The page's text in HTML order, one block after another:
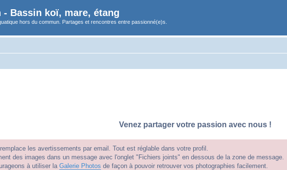
- Bassin koï, mare, étang
hors du commun. Partages et rencontres entre passionné(e)s.
Venez partager votre passion avec nous !
les avertissements par email. Tout est réglable dans votre profil.
des images dans un message avec l'onglet "Fichiers joints" en dessous de la zone de message.
à utiliser laGalerie Photos de façon à pouvoir retrouver vos photographies facilement.